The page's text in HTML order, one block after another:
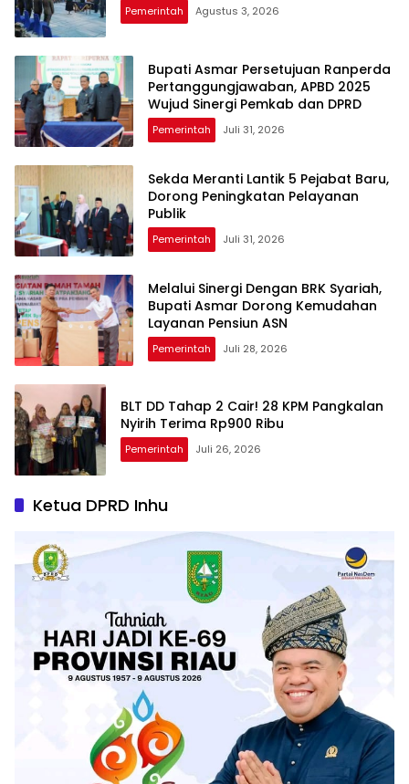
Pemerintah Agustus 3, 2026
Bupati Asmar Persetujuan Ranperda
Pertanggungjawaban, APBD 2025
Wujud Sinergi Pemkab dan DPRD
Pemerintah Juli 31, 2026
Sekda Meranti Lantik 5 Pejabat Baru,
Dorong Peningkatan Pelayanan
Publik
Pemerintah Juli 31, 2026
Melalui Sinergi Dengan BRK Syariah,
Bupati Asmar Dorong Kemudahan
Layanan Pensiun ASN
Pemerintah Juli 28, 2026
BLT DD Tahap 2 Cair! 28 KPM Pangkalan
Nyirih Terima Rp900 Ribu
Pemerintah Juli 26, 2026
Ketua DPRD Inhu